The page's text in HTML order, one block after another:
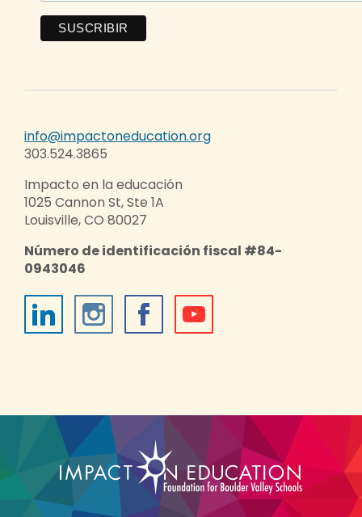
info@impactoneducation.org
303.524.3865
Impacto en la educación
1025 Cannon St, Ste 1A
Louisville, CO 80027
Número de identificación fiscal #84-
0943046